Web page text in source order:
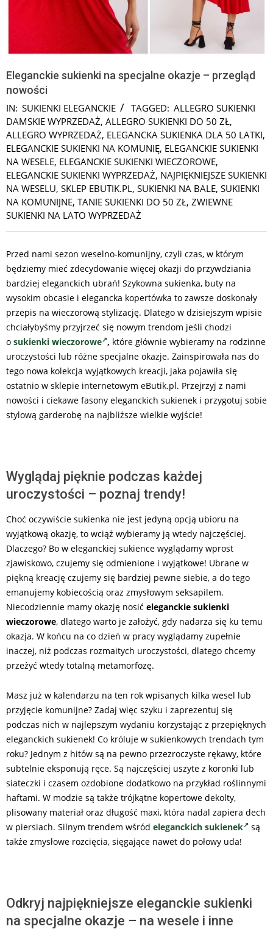
Eleganckie sukienki na specjalne okazje – przegląd
nowości
IN: SUKIENKI ELEGANCKIE TAGGED: ALLEGRO SUKIENKI
DAMSKIE WYPRZEDAŻ, ALLEGRO SUKIENKI DO 50 ZŁ,
ALLEGRO WYPRZEDAŻ, ELEGANCKA SUKIENKA DLA 50 LATKI,
ELEGANCKIE SUKIENKI NA KOMUNIĘ, ELEGANCKIE SUKIENKI
NA WESELE, ELEGANCKIE SUKIENKI WIECZOROWE,
ELEGANCKIE SUKIENKI WYPRZEDAŻ, NAJPIĘKNIEJSZE SUKIENKI
NA WESELU, SKLEP EBUTIK.PL, SUKIENKI NA BALE, SUKIENKI
NA KOMUNIJNE, TANIE SUKIENKI DO 50 ZŁ, ZWIEWNE
SUKIENKI NA LATO WYPRZEDAŻ
Przed nami sezon weselno-komunijny, czyli czas, w którym
będziemy mieć zdecydowanie więcej okazji do przywdziania
bardziej eleganckich ubrań! Szykowna sukienka, buty na
wysokim obcasie i elegancka kopertówka to zawsze doskonały
przepis na wieczorową stylizację. Dlatego w dzisiejszym wpisie
chciałybyśmy przyjrzeć się nowym trendom jeśli chodzi
o sukienki wieczorowe , które głównie wybieramy na rodzinne
uroczystości lub różne specjalne okazje. Zainspirowała nas do
tego nowa kolekcja wyjątkowych kreacji, jaka pojawiła się
ostatnio w sklepie internetowym eButik.pl. Przejrzyj z nami
nowości i ciekawe fasony eleganckich sukienek i przygotuj sobie
stylową garderobę na najbliższe wielkie wyjście!
Wyglądaj pięknie podczas każdej
uroczystości – poznaj trendy!
Choć oczywiście sukienka nie jest jedyną opcją ubioru na
wyjątkową okazję, to wciąż wybieramy ją wtedy najczęściej.
Dlaczego? Bo w eleganckiej sukience wyglądamy wprost
zjawiskowo, czujemy się odmienione i wyjątkowe! Ubrane w
piękną kreację czujemy się bardziej pewne siebie, a do tego
emanujemy kobiecością oraz zmysłowym seksapilem.
Niecodziennie mamy okazję nosić eleganckie sukienki
wieczorowe, dlatego warto je założyć, gdy nadarza się ku temu
okazja. W końcu na co dzień w pracy wyglądamy zupełnie
inaczej, niż podczas rozmaitych uroczystości, dlatego chcemy
przeżyć wtedy totalną metamorfozę.
Masz już w kalendarzu na ten rok wpisanych kilka wesel lub
przyjęcie komunijne? Zadaj więc szyku i zaprezentuj się
podczas nich w najlepszym wydaniu korzystając z przepięknych
eleganckich sukienek! Co króluje w sukienkowych trendach tym
roku? Jednym z hitów są na pewno przezroczyste rękawy, które
subtelnie eksponują ręce. Są najczęściej uszyte z koronki lub
siateczki i czasem ozdobione dodatkowo na przykład roślinnymi
haftami. W modzie są także trójkątne kopertowe dekolty,
plisowany materiał oraz długość maxi, która nadal zapiera dech
w piersiach. Silnym trendem wśród eleganckich sukienek
są
także zmysłowe rozcięcia, sięgające nawet do połowy uda!
Odkryj najpiękniejsze eleganckie sukienki
na specjalne okazje – na wesele i inne